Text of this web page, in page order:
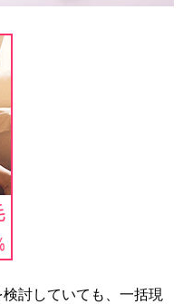
討していても、一括現